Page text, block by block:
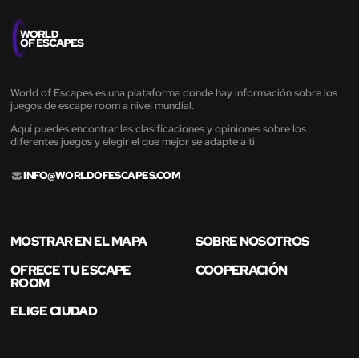
World of Escapes es una plataforma donde hay información sobre los
juegos de escape room a nivel mundial.
Aquí puedes encontrar las clasificaciones y opiniones sobre los
diferentes juegos y elegir el que mejor se adapte a ti.
INFO@WORLDOFESCAPES.COM
MOSTRAR EN EL MAPA
SOBRE NOSOTROS
OFRECE TU ESCAPE
ROOM
COOPERACIÓN
ELIGE CIUDAD